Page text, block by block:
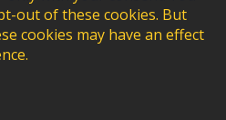
out of these cookies. But
cookies may have an effect